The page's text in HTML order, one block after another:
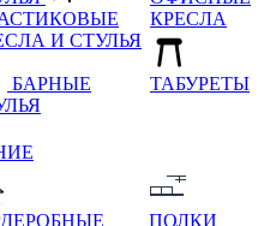
И СТУЛЬЯ
БАРНЫЕ
КРЕСЛА
ТАБУРЕТЫ
ПОЛКИ